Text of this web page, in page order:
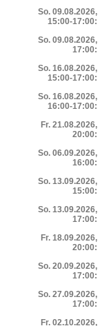
So. 09.08.2026,
15:00-17:00:
So. 09.08.2026,
17:00:
So. 16.08.2026,
15:00-17:00:
So. 16.08.2026,
16:00-17:00:
Fr. 21.08.2026,
20:00:
So. 06.09.2026,
16:00:
So. 13.09.2026,
15:00:
So. 13.09.2026,
17:00:
Fr. 18.09.2026,
20:00:
So. 20.09.2026,
17:00:
So. 27.09.2026,
17:00:
Fr. 02.10.2026,